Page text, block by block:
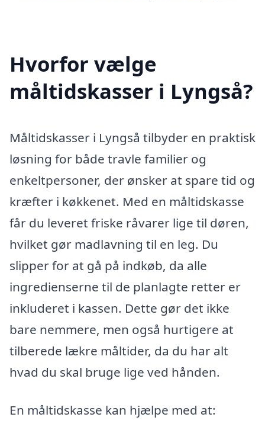
Hvorfor vælge
måltidskasser i Lyngså?
Måltidskasser i Lyngså tilbyder en praktisk
løsning for både travle familier og
enkeltpersoner, der ønsker at spare tid og
kræfter i køkkenet. Med en måltidskasse
får du leveret friske råvarer lige til døren,
hvilket gør madlavning til en leg. Du
slipper for at gå på indkøb, da alle
ingredienserne til de planlagte retter er
inkluderet i kassen. Dette gør det ikke
bare nemmere, men også hurtigere at
tilberede lækre måltider, da du har alt
hvad du skal bruge lige ved hånden.
En måltidskasse kan hjælpe med at: